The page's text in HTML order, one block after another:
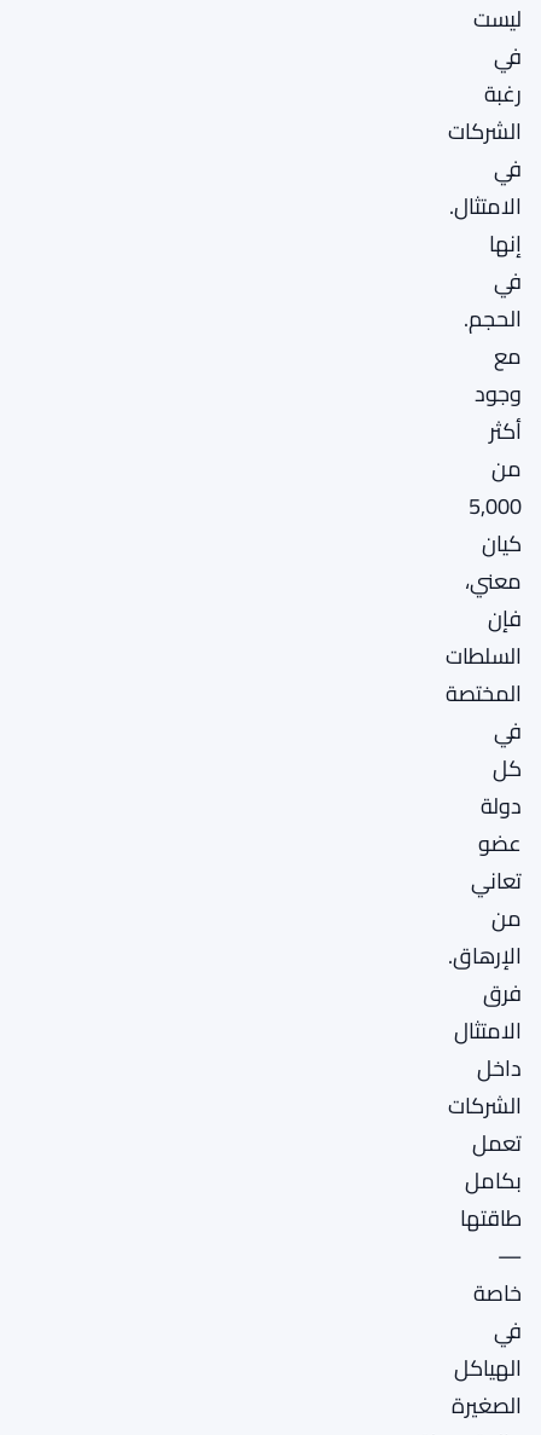
ليست
في
رغبة
الشركات
في
الامتثال.
إنها
في
الحجم.
مع
وجود
أكثر
من
5,000
كيان
معني،
فإن
السلطات
المختصة
في
كل
دولة
عضو
تعاني
من
الإرهاق.
فرق
الامتثال
داخل
الشركات
تعمل
بكامل
طاقتها
—
خاصة
في
الهياكل
الصغيرة